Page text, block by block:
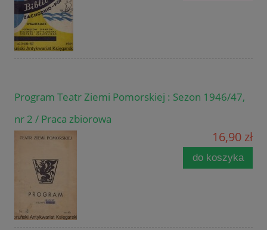
Program Teatr Ziemi Pomorskiej : Sezon 1946/47,
nr 2 / Praca zbiorowa
16,90 zł
do koszyka